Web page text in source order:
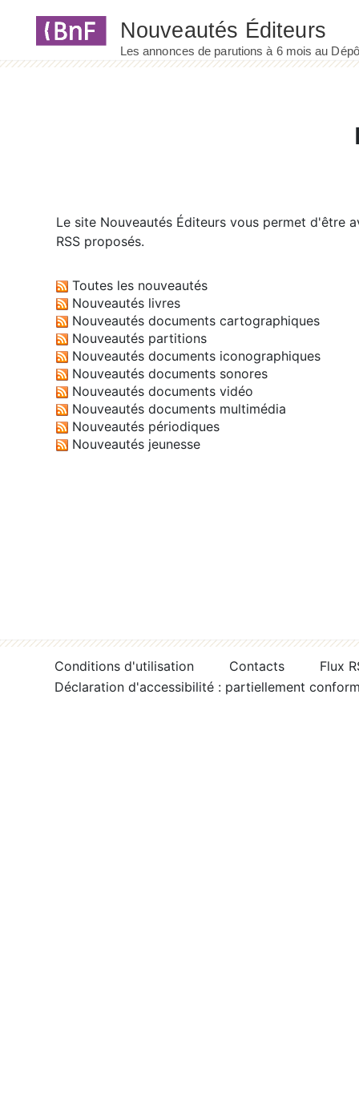
Le site Nouveautés Éditeurs vous permet d'être
RSS proposés.
Toutes les nouveautés
Nouveautés livres
Nouveautés documents cartographiques
Nouveautés partitions
Nouveautés documents iconographiques
Nouveautés documents sonores
Nouveautés documents vidéo
Nouveautés documents multimédia
Nouveautés périodiques
Nouveautés jeunesse
Conditions d'utilisation Contacts
Flux
Déclaration d'accessibilité : partiellement